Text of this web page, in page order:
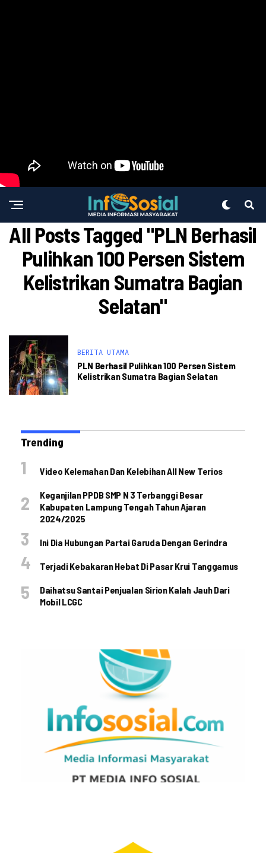
All Posts Tagged "PLN Berhasil
Pulihkan 100 Persen Sistem
Kelistrikan Sumatra Bagian
Selatan"
BERITA UTAMA
PLN Berhasil Pulihkan 100 Persen Sistem
Kelistrikan Sumatra Bagian Selatan
Trending
Video Kelemahan Dan Kelebihan All New Terios
Keganjilan PPDB SMP N 3 Terbanggi Besar
Kabupaten Lampung Tengah Tahun Ajaran
2024/2025
Ini Dia Hubungan Partai Garuda Dengan Gerindra
Terjadi Kebakaran Hebat Di Pasar Krui Tanggamus
Daihatsu Santai Penjualan Sirion Kalah Jauh Dari
Mobil LCGC